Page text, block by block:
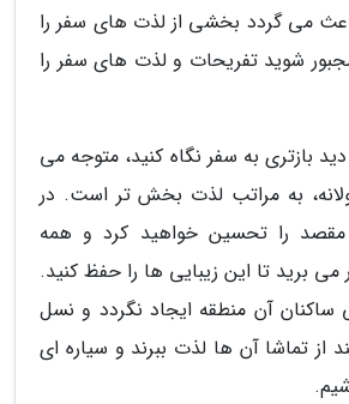
می گردد بخشی از لذت های سفر را
شوید تفریحات و لذت های سفر را
بازتری به سفر نگاه کنید، متوجه می
به مراتب لذت بخش تر است. در
مقصد را تحسین خواهید کرد و همه
برید تا این زیبایی ها را حفظ کنید.
ساکنان آن منطقه ایجاد نگردد و نسل
از تماشا آن ها لذت ببرند و سیاره ای